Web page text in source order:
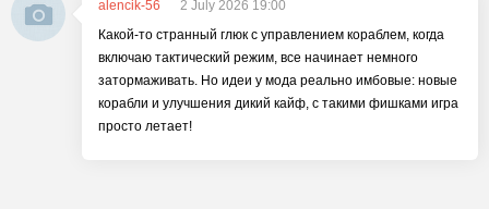
alencik-56
2 July 2026 19:00
Какой-то странный глюк с управлением кораблем, когда
включаю тактический режим, все начинает немного
затормаживать. Но идеи у мода реально имбовые: новые
корабли и улучшения дикий кайф, с такими фишками игра
просто летает!